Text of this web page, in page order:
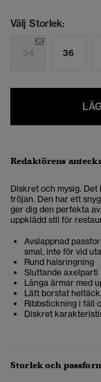
Välj Storlek:
34 36
Redaktörens
Diskret och mysig.
tröjan. Den har ett
ger dig den perfekta
uppklädd stil för
Avslappnad
smal, inte för vid
Rund halsringning
Sluttande axelparti
Långa ärmar med
Lätt borstat
Ribbstickning i fåll
Diskret
Storlek och